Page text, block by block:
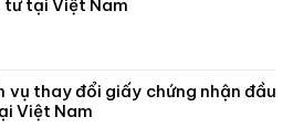
tư tại Việt Nam
vụ thay đổi giấy chứng nhận đầu
Việt Nam